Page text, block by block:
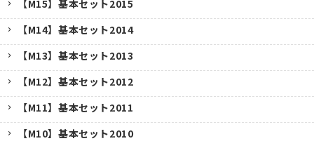
【M15】基本セット2015
【M14】基本セット2014
【M13】基本セット2013
【M12】基本セット2012
【M11】基本セット2011
【M10】基本セット2010